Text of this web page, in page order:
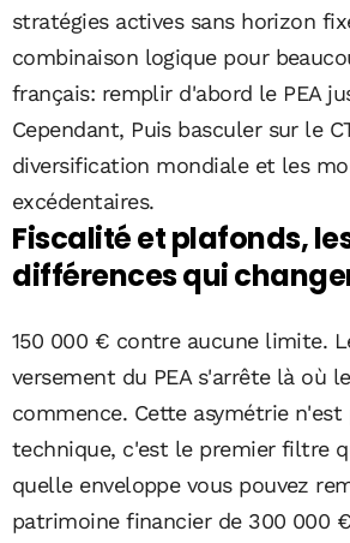
stratégies actives sans horizon
combinaison logique pour
français: remplir d'abord le PEA
Cependant, Puis basculer sur le
diversification mondiale et les
excédentaires.
Fiscalité et plafonds,
différences qui
150 000 € contre aucune limite.
versement du PEA s'arrête là où
commence. Cette asymétrie
technique, c'est le premier filtre
quelle enveloppe vous pouvez
patrimoine financier de 300 000